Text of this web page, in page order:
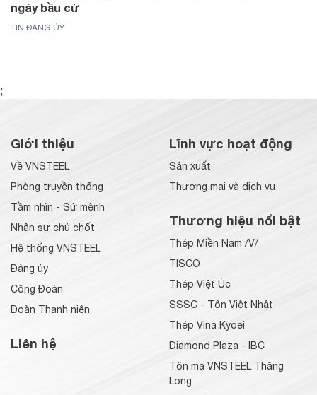
ngày bầu cử
TIN ĐẢNG ỦY
;
Giới thiệu
Về VNSTEEL
Phòng truyền thống
Tầm nhìn - Sứ mệnh
Nhân sự chủ chốt
Hệ thống VNSTEEL
Đảng ủy
Công Đoàn
Đoàn Thanh niên
Liên hệ
Lĩnh vực hoạt động
Sản xuất
Thương mại và dịch vụ
Thương hiệu nổi bật
Thép Miền Nam /V/
TISCO
Thép Việt Úc
SSSC - Tôn Việt Nhật
Thép Vina Kyoei
Diamond Plaza - IBC
Tôn mạ VNSTEEL Thăng
Long